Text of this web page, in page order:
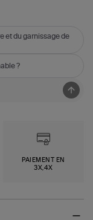
et du garnissage de
?
PAIEMENT EN
3X,4X